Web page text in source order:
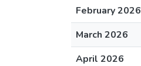
February 2026
March 2026
April 2026